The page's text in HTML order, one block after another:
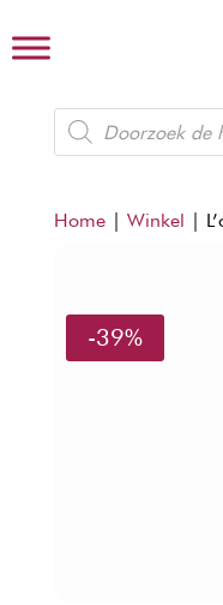
Producten
zoeken
Home| Winkel |
-39%